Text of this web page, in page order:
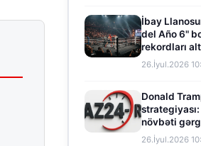
İbay
del Año 6"
rekordları
26.İyul.2026
Donald
strategiyası:
növbəti
mərhələsi
26.İyul.2026